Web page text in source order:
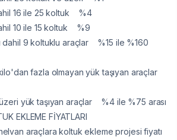
16 ile 25 koltuk %4
10 ile 15 koltuk %9
9 koltuklu araçlar %15 ile %160
fazla olmayan yük taşıyan araçlar
yük taşıyan araçlar %4 ile %75 arası
EKLEME FİYATLARI
araçlara koltuk ekleme projesi fiyatı